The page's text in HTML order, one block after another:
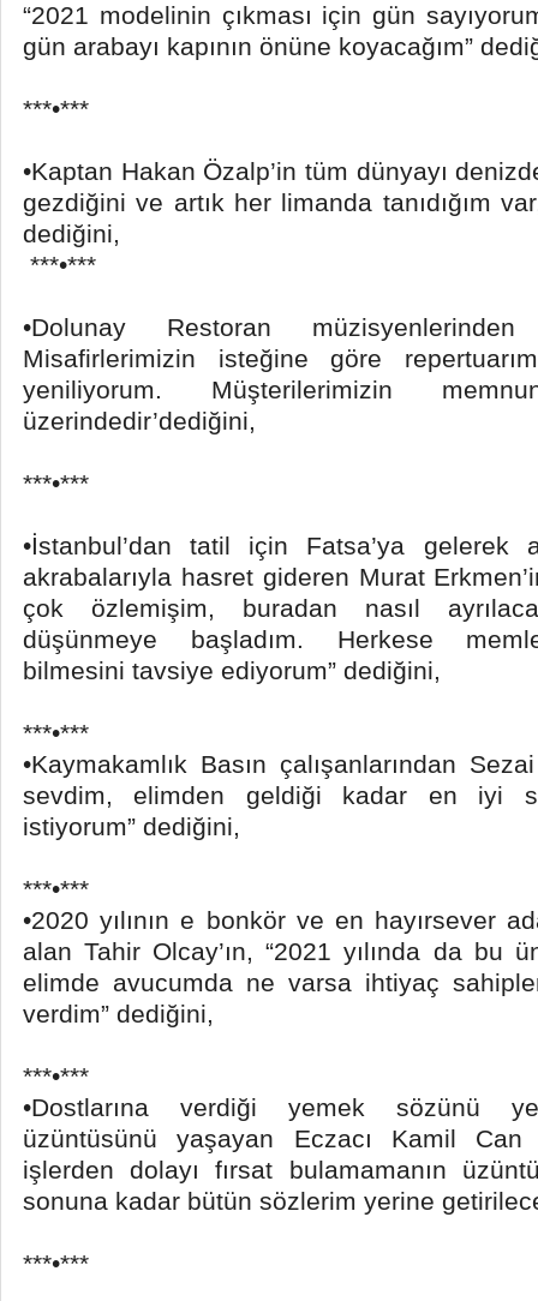
“2021 modelinin çıkması için gün
gün arabayı kapının önüne koyacağım”
***•***
•Kaptan Hakan Özalp’in tüm dünyayı
gezdiğini ve artık her limanda tanıdığım
dediğini,
***•***
•Dolunay Restoran müzisyenlerinden
Misafirlerimizin isteğine göre
yeniliyorum. Müşterilerimizin
üzerindedir’dediğini,
***•***
•İstanbul’dan tatil için Fatsa’ya
akrabalarıyla hasret gideren Murat
çok özlemişim, buradan nasıl
düşünmeye başladım. Herkese
bilmesini tavsiye ediyorum” dediğini,
***•***
•Kaymakamlık Basın çalışanlarından
sevdim, elimden geldiği kadar en iyi
istiyorum” dediğini,
***•***
•2020 yılının e bonkör ve en hayırsever
alan Tahir Olcay’ın, “2021 yılında da bu
elimde avucumda ne varsa ihtiyaç
verdim” dediğini,
***•***
•Dostlarına verdiği yemek sözünü
üzüntüsünü yaşayan Eczacı Kamil Can
işlerden dolayı fırsat bulamamanın
sonuna kadar bütün sözlerim yerine
***•***